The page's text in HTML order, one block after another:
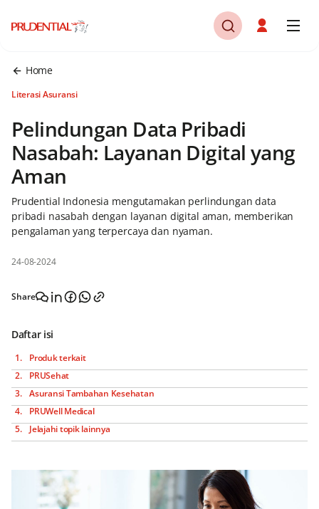
Home
Literasi Asuransi
Pelindungan Data Pribadi
Nasabah: Layanan Digital yang
Aman
Prudential Indonesia mengutamakan perlindungan data
pribadi nasabah dengan layanan digital aman, memberikan
pengalaman yang terpercaya dan nyaman.
24-08-2024
Share
Daftar isi
Produk terkait
PRUSehat
Asuransi Tambahan Kesehatan
PRUWell Medical
Jelajahi topik lainnya